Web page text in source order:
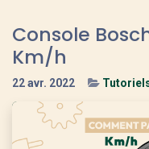
Console
Km/h
22 avr. 2022